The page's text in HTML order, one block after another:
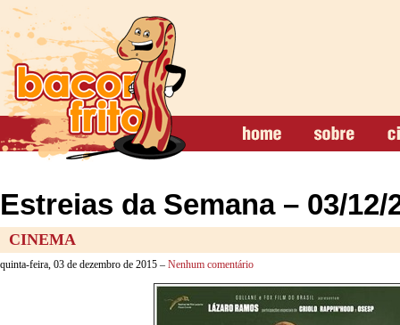
Estreias da Semana – 03/12/
CINEMA
quinta-feira, 03 de dezembro de 2015 – Nenhum comentário